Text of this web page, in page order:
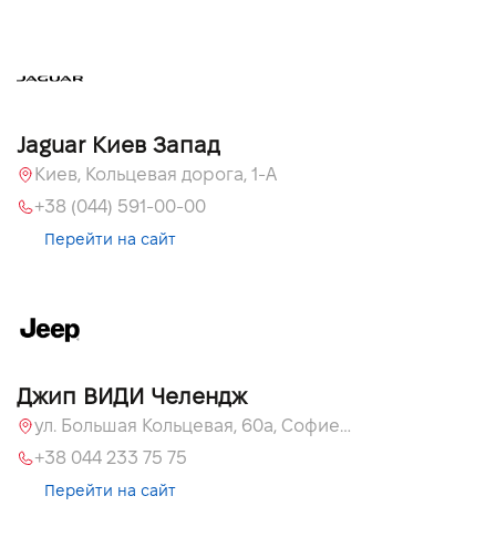
Jaguar Киев Запад
Киев, Кольцевая дорога, 1-А
+38 (044) 591-00-00
Перейти на сайт
Джип ВИДИ Челендж
ул. Большая Кольцевая, 60а, Софиевская Борщаговка, Киевская обл.
+38 044 233 75 75
Перейти на сайт